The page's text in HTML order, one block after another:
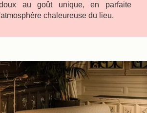
au goût unique, en parfaite
chaleureuse du lieu.